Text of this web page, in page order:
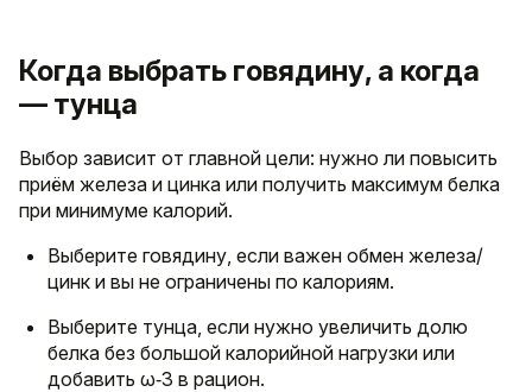
Когда выбрать говядину, а когда
— тунца
Выбор зависит от главной цели: нужно ли повысить
приём железа и цинка или получить максимум белка
при минимуме калорий.
Выберите говядину, если важен обмен железа/
цинк и вы не ограничены по калориям.
Выберите тунца, если нужно увеличить долю
белка без большой калорийной нагрузки или
добавить ω‑3 в рацион.